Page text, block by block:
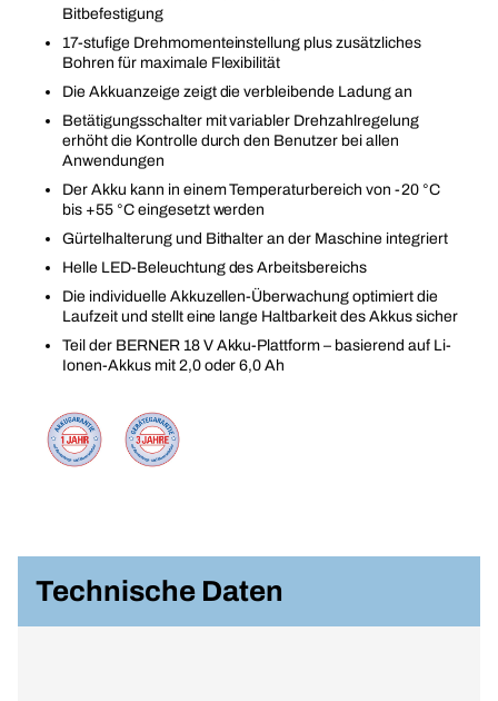
Bitbefestigung
17-stufige Drehmomenteinstellung plus zusätzliches
Bohren für maximale Flexibilität
Die Akkuanzeige zeigt die verbleibende Ladung an
Betätigungsschalter mit variabler Drehzahlregelung
erhöht die Kontrolle durch den Benutzer bei allen
Anwendungen
Der Akku kann in einem Temperaturbereich von -20 °C
bis +55 °C eingesetzt werden
Gürtelhalterung und Bithalter an der Maschine integriert
Helle LED-Beleuchtung des Arbeitsbereichs
Die individuelle Akkuzellen-Überwachung optimiert die
Laufzeit und stellt eine lange Haltbarkeit des Akkus sicher
Teil der BERNER 18 V Akku-Plattform – basierend auf Li-
Ionen-Akkus mit 2,0 oder 6,0 Ah
Technische Daten